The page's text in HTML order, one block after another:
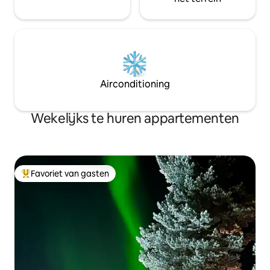
Airconditioning
Wekelijks te huren appartementen
Topfavoriet van gasten
Favoriet van gasten